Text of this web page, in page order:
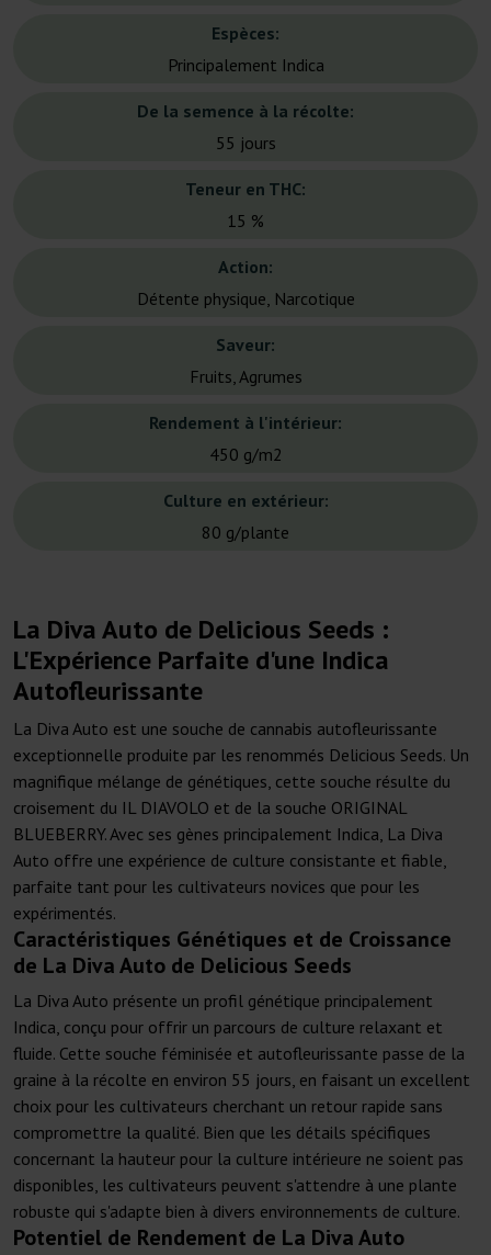
Espèces:
Principalement Indica
De la semence à la récolte:
55 jours
Teneur en THC:
15 %
Action:
Détente physique, Narcotique
Saveur:
Fruits, Agrumes
Rendement à l'intérieur:
450 g/m2
Culture en extérieur:
80 g/plante
La Diva Auto de Delicious Seeds :
L'Expérience Parfaite d'une Indica
Autofleurissante
La Diva Auto est une souche de cannabis autofleurissante
exceptionnelle produite par les renommés Delicious Seeds. Un
magnifique mélange de génétiques, cette souche résulte du
croisement du IL DIAVOLO et de la souche ORIGINAL
BLUEBERRY. Avec ses gènes principalement Indica, La Diva
Auto offre une expérience de culture consistante et fiable,
parfaite tant pour les cultivateurs novices que pour les
expérimentés.
Caractéristiques Génétiques et de Croissance
de La Diva Auto de Delicious Seeds
La Diva Auto présente un profil génétique principalement
Indica, conçu pour offrir un parcours de culture relaxant et
fluide. Cette souche féminisée et autofleurissante passe de la
graine à la récolte en environ 55 jours, en faisant un excellent
choix pour les cultivateurs cherchant un retour rapide sans
compromettre la qualité. Bien que les détails spécifiques
concernant la hauteur pour la culture intérieure ne soient pas
disponibles, les cultivateurs peuvent s'attendre à une plante
robuste qui s'adapte bien à divers environnements de culture.
Potentiel de Rendement de La Diva Auto